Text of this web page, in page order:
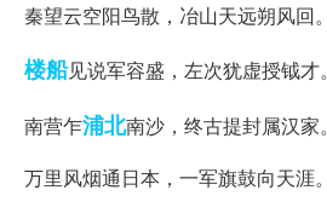
秦望云空阳鸟散，冶山天远朔风回。
楼船见说军容盛，左次犹虚授钺才。
南营乍浦北南沙，终古提封属汉家。
万里风烟通日本，一军旗鼓向天涯。